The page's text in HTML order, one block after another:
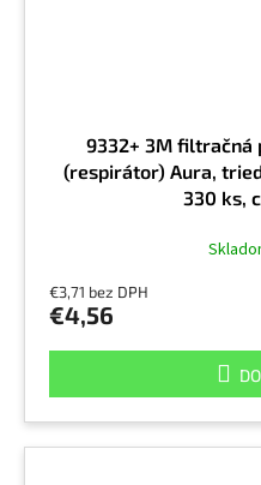
9332+ 3M filtračná
(respirátor) Aura,
330 ks,
€3,71 bez DPH
€4,56